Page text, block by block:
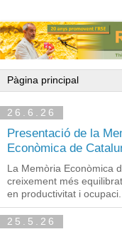
26.6.26
Presentació de la
Econòmica de
La Memòria Econòmica
creixement més
en productivitat i ocupaci...
25.5.26